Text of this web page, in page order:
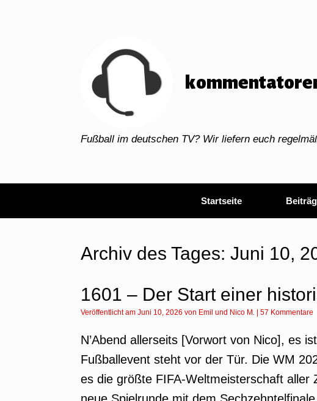
Fußball im deutschen TV? Wir liefern euch
Startseite
Archiv des Tages: Juni 10,
1601 – Der Start einer
Veröffentlicht am Juni 10, 2026 von Emil und Nico M. 57 Kommentare
N’Abend allerseits [Vorwort von Nico], es
Fußballevent steht vor der Tür. Die WM
es die größte FIFA-Weltmeisterschaft aller